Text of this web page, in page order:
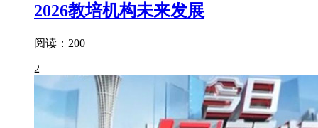
2026教培机构未来发展
阅读：200
2